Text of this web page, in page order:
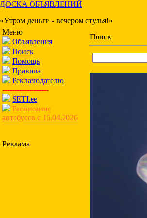
ДОСКА ОБЪЯВЛЕНИЙ
«Утром деньги - вечером стулья!»
Меню
Объявления
Поиск
Помощь
Правила
Рекламодателю
-------------------
SETI.ee
Расписание
автобусов с 15.04.2026
Реклама
Поиск